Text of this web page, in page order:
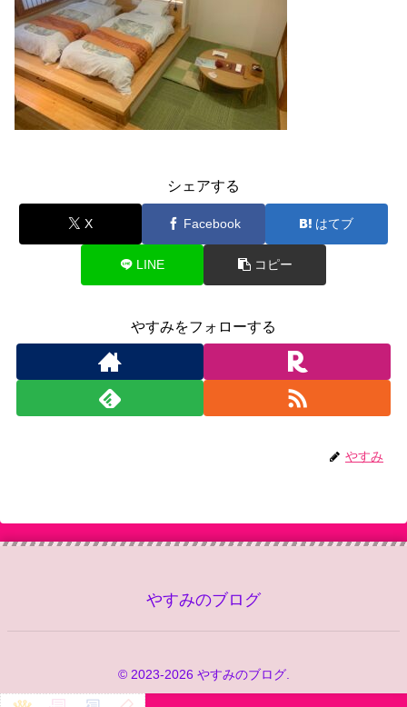
シェアする
X Facebook はてブ
LINE コピー
やすみをフォローする
やすみ
やすみのブログ
© 2023-2026 やすみのブログ.